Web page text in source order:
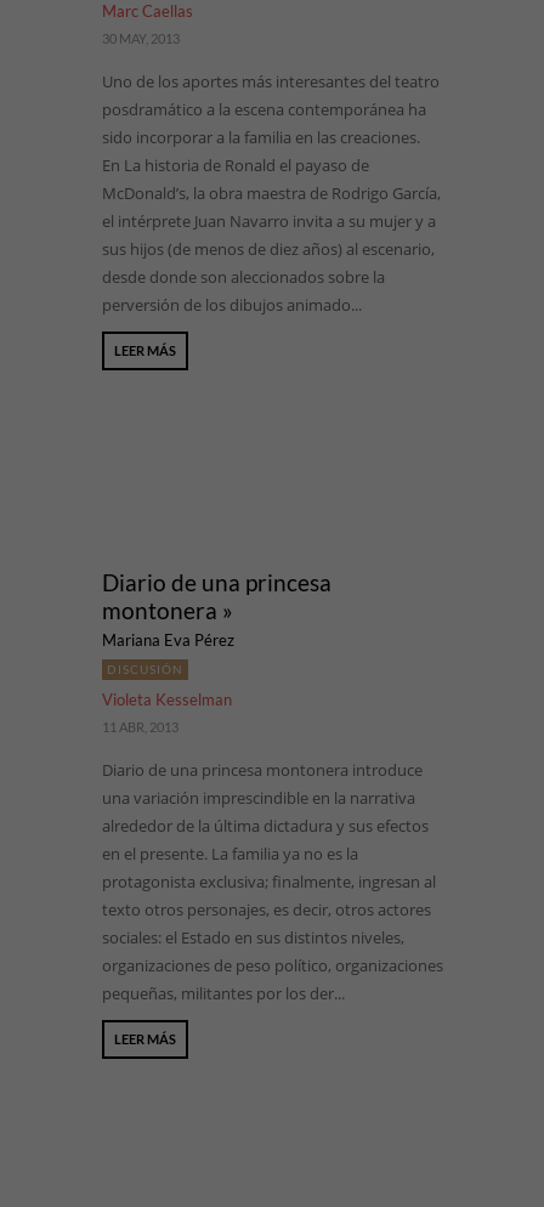
Marc Caellas
30 MAY, 2013
Uno de los aportes más interesantes del teatro
posdramático a la escena contemporánea ha
sido incorporar a la familia en las creaciones.
En La historia de Ronald el payaso de
McDonald’s, la obra maestra de Rodrigo García,
el intérprete Juan Navarro invita a su mujer y a
sus hijos (de menos de diez años) al escenario,
desde donde son aleccionados sobre la
perversión de los dibujos animado...
LEER MÁS
Diario de una princesa
montonera »
Mariana Eva Pérez
DISCUSIÓN
Violeta Kesselman
11 ABR, 2013
Diario de una princesa montonera introduce
una variación imprescindible en la narrativa
alrededor de la última dictadura y sus efectos
en el presente. La familia ya no es la
protagonista exclusiva; finalmente, ingresan al
texto otros personajes, es decir, otros actores
sociales: el Estado en sus distintos niveles,
organizaciones de peso político, organizaciones
pequeñas, militantes por los der...
LEER MÁS